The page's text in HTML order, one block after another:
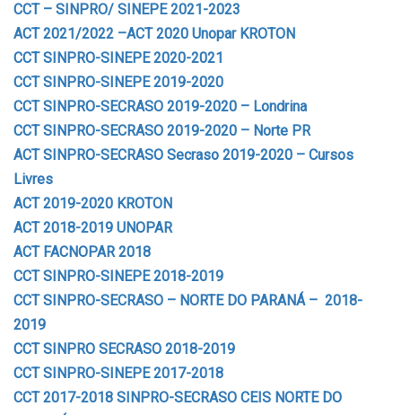
CCT – SINPRO/ SINEPE 2021-2023
ACT 2021/2022 –ACT 2020 UnoparKROTON
CCT SINPRO-SINEPE 2020-2021
CCT SINPRO-SINEPE 2019-2020
CCT SINPRO-SECRASO 2019-2020 – Londrina
CCT SINPRO-SECRASO 2019-2020 – Norte PR
ACT SINPRO-SECRASO Secraso 2019-2020 – Cursos
Livres
ACT 2019-2020 KROTON
ACT 2018-2019 UNOPAR
ACT FACNOPAR 2018
CCT SINPRO-SINEPE 2018-2019
CCT SINPRO-SECRASO – NORTE DO PARANÁ – 2018-
2019
CCT SINPRO SECRASO 2018-2019
CCT SINPRO-SINEPE 2017-2018
CCT 2017-2018 SINPRO-SECRASO CEIS NORTE DO